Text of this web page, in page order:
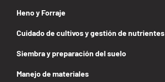
Heno y Forraje
Cuidado de cultivos y gestión de nutrientes
Siembra y preparación del suelo
Manejo de materiales